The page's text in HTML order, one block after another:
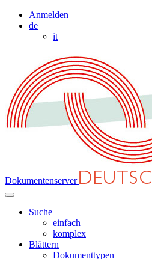
Anmelden
de
it
Dokumentenserver
Suche
einfach
komplex
Blättern
Dokumenttypen